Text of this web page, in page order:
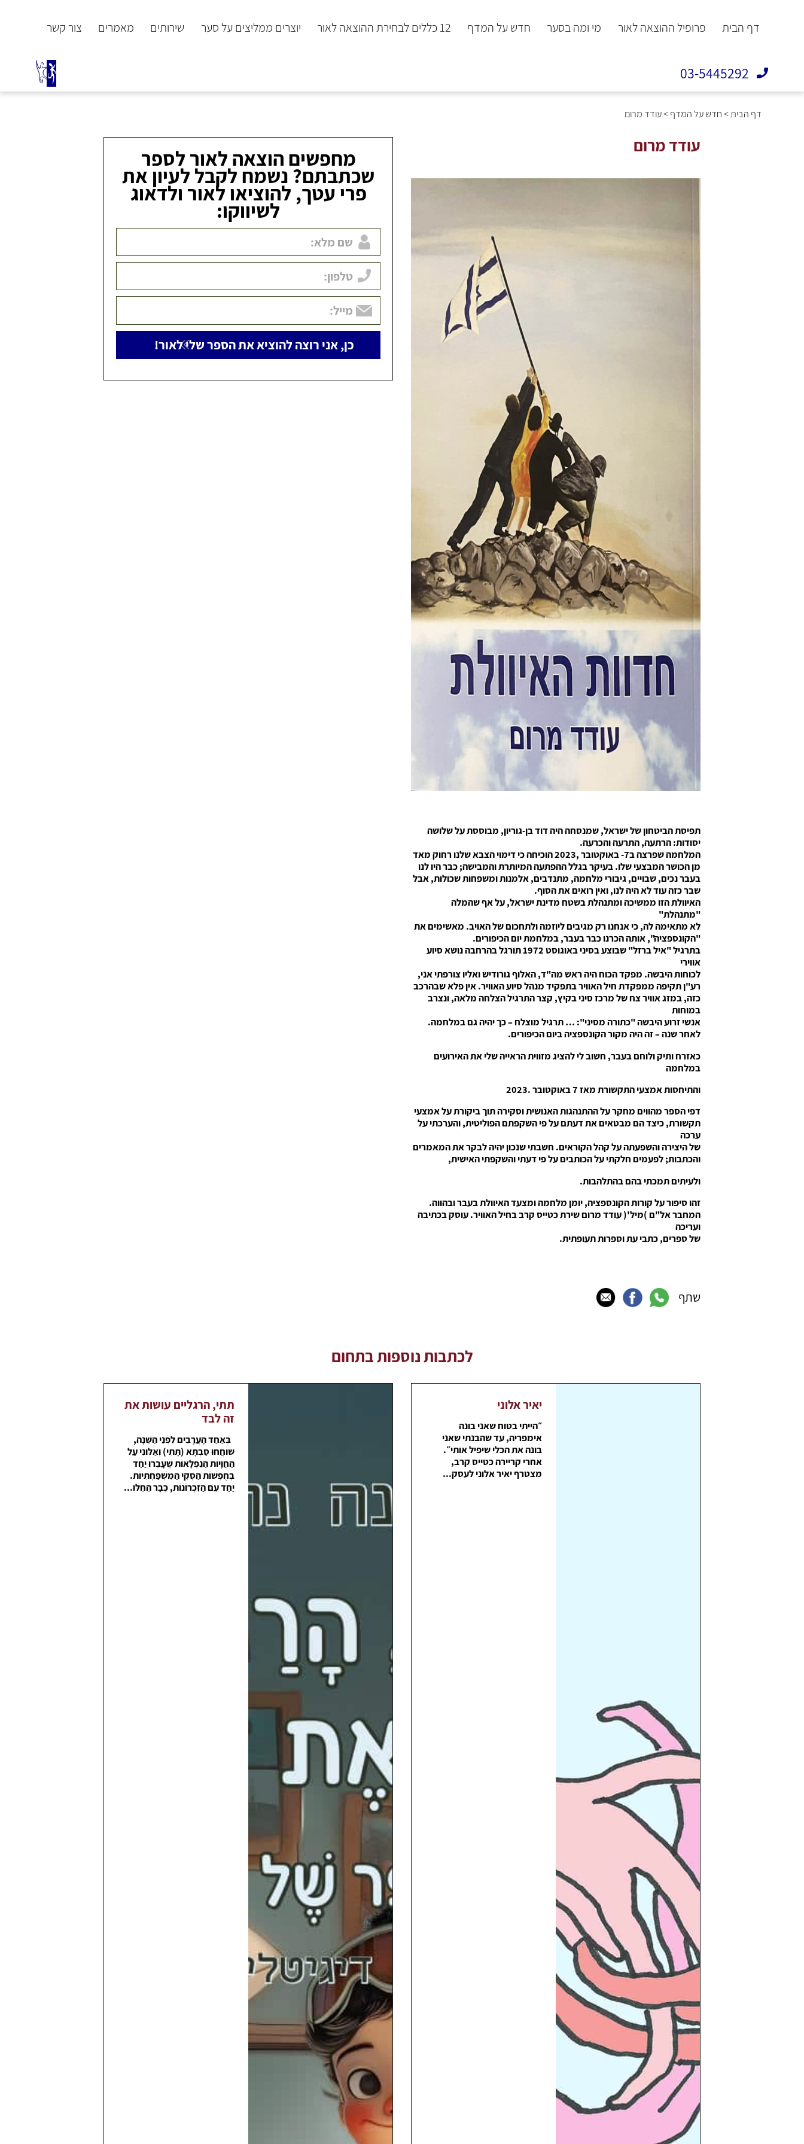
דף הבית פרופיל ההוצאה לאור מי ומה בסער חדש על המדף 12 כללים לבחירת ההוצאה לאור יוצרים ממליצים על סער שירותים מאמרים צור קשר
03-5445292
דף הבית>חדש על המדף>עודד מרום
עודד מרום
תפיסת הביטחון של ישראל, שמנסחה היה דוד בן-גוריון, מבוססת על שלושה
יסודות: הרתעה, התרעה והכרעה.
המלחמה שפרצה ב7- באוקטובר ,2023 הוכיחה כי דימוי הצבא שלנו רחוק מאד
מן הכושר המבצעי שלו. בעיקר בגלל ההפתעה המיותרת והמבישה; כבר היו לנו
בעבר נכים, שבויים, גיבורי מלחמה, מתנדבים, אלמנות ומשפחות שכולות, אבל
שבר כזה עוד לא היה לנו, ואין רואים את הסוף.
האיוולת הזו ממשיכה ומתנהלת בשטח מדינת ישראל, על אף שהמלה
"מתנהלת"
לא מתאימה לה, כי אנחנו רק מגיבים ליוזמה ולתחכום של האויב. מאשימים את
"הקונספציה", אותה הכרנו כבר בעבר, במלחמת יום הכיפורים.
בתרגיל "איל ברזל" שבוצע בסיני באוגוסט 1972 תורגל בהרחבה נושא סיוע
אווירי
לכוחות היבשה. מפקד הכוח היה ראש מה"ד, האלוף גורודיש ואליו צורפתי אני,
רע"ן תקיפה ממפקדת חיל האוויר בתפקיד מנהל סיוע האוויר. אין פלא שבהרכב
כזה, במזג אוויר צח של מרכז סיני בקיץ, קצר התרגיל הצלחה מלאה, ונצרב
במוחות
אנשי זרוע היבשה "כתורה מסיני": … תרגיל מוצלח – כך יהיה גם במלחמה.
לאחר שנה – זה היה מקור הקונספציה ביום הכיפורים.
כאזרח ותיק ולוחם בעבר, חשוב לי להציג מזווית הראייה שלי את האירועים
במלחמה
והתיחסות אמצעי התקשורת מאז 7 באוקטובר .2023
דפי הספר מהווים מחקר על ההתנהגות האנושית וסקירה תוך ביקורת על אמצעי
תקשורת, כיצד הם מבטאים את דעתם על פי השקפתם הפוליטית, והערכתי על
ערכה
של היצירה והשפעתה על קהל הקוראים. חשבתי שנכון יהיה לבקר את המאמרים
והכתבות; לפעמים חלקתי על הכותבים על פי דעתי והשקפתי האישית,
ולעיתים תמכתי בהם בהתלהבות.
זהו סיפור על קורות הקונספציה, יומן מלחמה ומצעד האיוולת בעבר ובהווה.
המחבר אל"ם )מיל'( עודד מרום שירת כטייס קרב בחיל האוויר. עוסק בכתיבה
ועריכה
של ספרים, כתבי עת וספרות תעופתית.
שתף
מחפשים הוצאה לאור לספר
שכתבתם? נשמח לקבל לעיון את
פרי עטך, להוציאו לאור ולדאוג
לשיווקו:
לכתבות נוספות בתחום
יאיר אלוני
״הייתי בטוח שאני בונה
אימפריה, עד שהבנתי שאני
בונה את הכלי שיפיל אותי״.
אחרי קריירה כטייס קרב,
מצטרף יאיר אלוני לעסק...
תתי, הרגליים עושות את
זה לבד
בְּאַחַד הָעֲרָבִים לִפְנֵי הַשֵּׁנָה,
שׂוֹחֲחוּ סַבְתָּא (תָּתִי) וְאַלּוֹנִי עַל
הַחֲוָיוֹת הַנִּפְלָאוֹת שֶׁעָבְרוּ יַחַד
בְּחֻפְשׁוֹת הַסְּקִי הַמִּשְׁפַּחְתִּיּוֹת.
יַחַד עִם הַזִּכְרוֹנוֹת, כְּבָר הֵחֵלּוּ...